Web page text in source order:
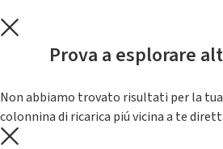
Prova a esplorare
Non abbiamo trovato risultati per la tua
colonnina di ricarica piú vicina a te